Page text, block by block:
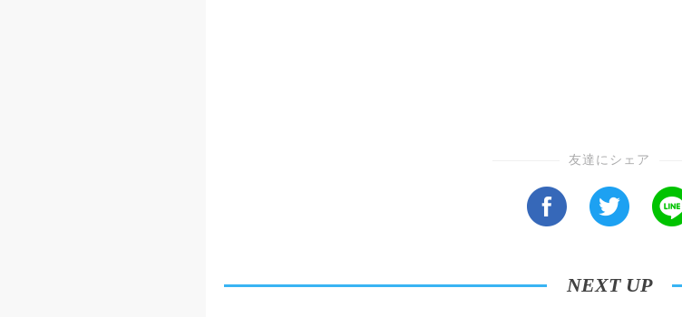
友達にシェア
NEXT UP